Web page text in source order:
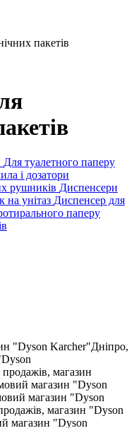
пакетів
Для туалетного паперу
і дозатори
рушників Диспенсери
на унітаз Диспенсер для
паперу
"Dyson Karcher"Дніпро,
магазин
магазин "Dyson
магазин "Dyson
магазин "Dyson
магазин "Dyson